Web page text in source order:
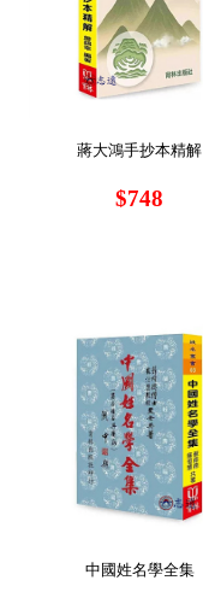
蔣大鴻手抄本精解
$748
中國姓名學全集